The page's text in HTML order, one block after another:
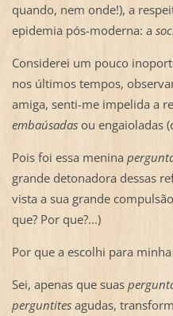
quando, nem onde!), a
epidemia pós-moderna: a
Considerei um pouco
nos últimos tempos,
amiga, senti-me impelida a
embaúsadasou engaioladas
Pois foi essa menina
grande detonadora dessas
vista a sua grande
que? Por que?...)
Por que a escolhi para
Sei, apenas que suas
perguntitesagudas,